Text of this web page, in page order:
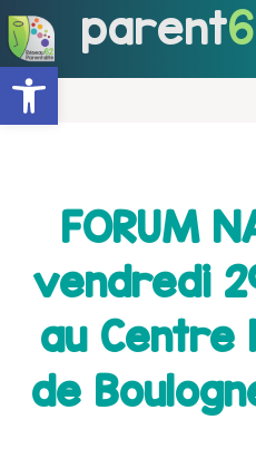
Ouvrir la barre d’outils
parent
FORUM
vendredi
au Centre
de